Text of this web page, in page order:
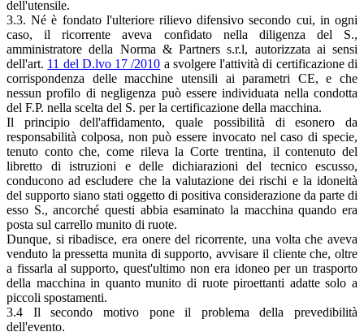
dell'utensile.
3.3. Né è fondato l'ulteriore rilievo difensivo secondo cui, in ogni
caso, il ricorrente aveva confidato nella diligenza del S.,
amministratore della Norma & Partners s.r.l, autorizzata ai sensi
dell'art. 11 del D.lvo 17 /2010 a svolgere l'attività di certificazione di
corrispondenza delle macchine utensili ai parametri CE, e che
nessun profilo di negligenza può essere individuata nella condotta
del F.P. nella scelta del S. per la certificazione della macchina.
Il principio dell'affidamento, quale possibilità di esonero da
responsabilità colposa, non può essere invocato nel caso di specie,
tenuto conto che, come rileva la Corte trentina, il contenuto del
libretto di istruzioni e delle dichiarazioni del tecnico escusso,
conducono ad escludere che la valutazione dei rischi e la idoneità
del supporto siano stati oggetto di positiva considerazione da parte di
esso S., ancorché questi abbia esaminato la macchina quando era
posta sul carrello munito di ruote.
Dunque, si ribadisce, era onere del ricorrente, una volta che aveva
venduto la pressetta munita di supporto, avvisare il cliente che, oltre
a fissarla al supporto, quest'ultimo non era idoneo per un trasporto
della macchina in quanto munito di ruote piroettanti adatte solo a
piccoli spostamenti.
3.4 Il secondo motivo pone il problema della prevedibilità
dell'evento.